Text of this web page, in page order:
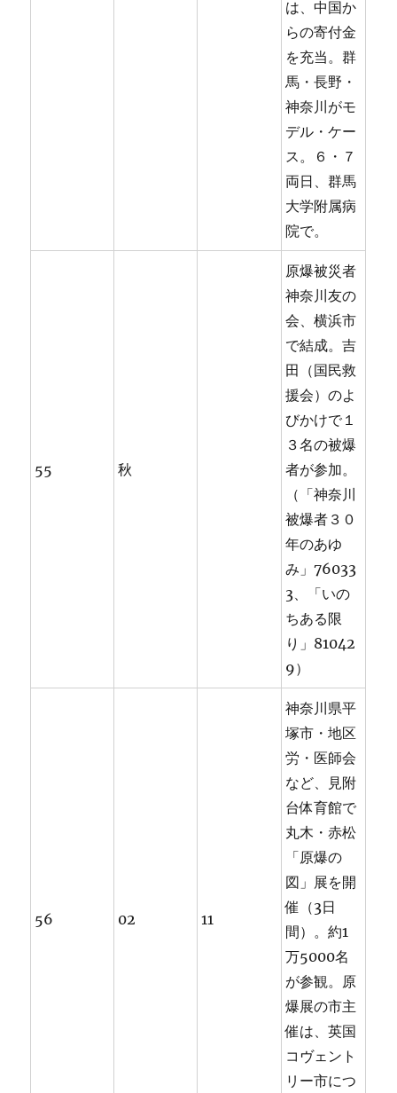
は、中国か
らの寄付金
を充当。群
馬・長野・
神奈川がモ
デル・ケー
ス。６・７
両日、群馬
大学附属病
院で。
55 秋
原爆被災者
神奈川友の
会、横浜市
で結成。吉
田（国民救
援会）のよ
びかけで１
３名の被爆
者が参加。
（「神奈川
被爆者３０
年のあゆ
み」76033
3、「いの
ちある限
り」81042
9）
56 02 11
神奈川県平
塚市・地区
労・医師会
など、見附
台体育館で
丸木・赤松
「原爆の
図」展を開
催（3日
間）。約1
万5000名
が参観。原
爆展の市主
催は、英国
コヴェント
リー市につ